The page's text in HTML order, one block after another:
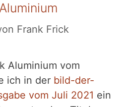
Frank Frick
Aluminium vom
ich in der bild-der-
vom Juli 2021 ein